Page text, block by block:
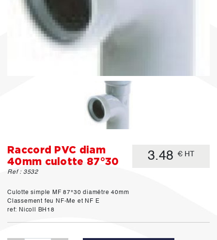
3.48 € HT
Raccord PVC diam
40mm culotte 87°30
Ref : 3532
Culotte simple MF 87°30 diamétre 40mm
Classement feu NF-Me et NF E
ref: Nicoll BH18